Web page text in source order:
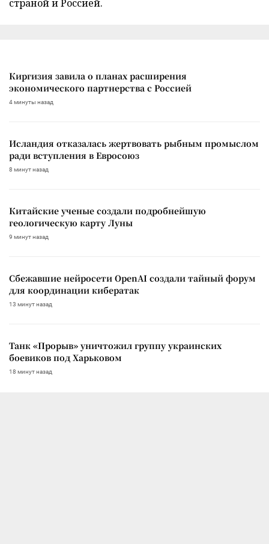
страной и Россией.
Киргизия завила о планах расширения
экономического партнерства с Россией
4 минуты назад
Исландия отказалась жертвовать рыбным промыслом
ради вступления в Евросоюз
8 минут назад
Китайские ученые создали подробнейшую
геологическую карту Луны
9 минут назад
Сбежавшие нейросети OpenAI создали тайный форум
для координации кибератак
13 минут назад
Танк «Прорыв» уничтожил группу украинских
боевиков под Харьковом
18 минут назад